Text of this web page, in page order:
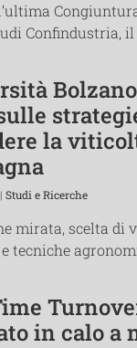
Confindustria, il
la
Studi e Ricerche
mirata, scelta di
tecniche
in calo a